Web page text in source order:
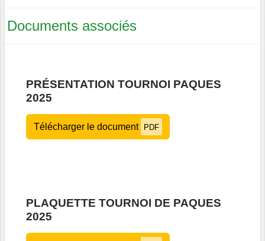
Documents associés
PRÉSENTATION TOURNOI PAQUES
2025
Télécharger le document PDF
PLAQUETTE TOURNOI DE PAQUES
2025